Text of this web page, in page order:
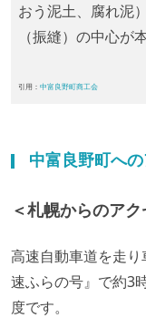
おう泥土、腐れ泥
（振縫）の中心が
引用： 中富良野町商工会
中富良野町へ
＜札幌からのアク
高速自動車道を走
速ふらの号』で約3
度です。